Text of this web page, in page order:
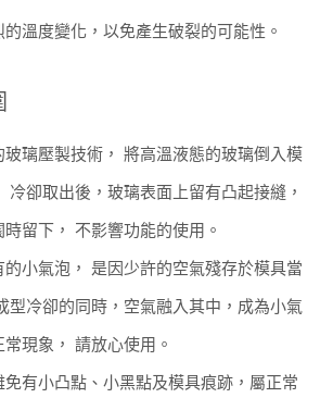
溫度變化，以免產生破裂的可能性。
玻璃壓製技術， 將高溫液態的玻璃倒入模
冷卻取出後，玻璃表面上留有凸起接縫，
留下， 不影響功能的使用。
的小氣泡， 是因少許的空氣殘存於模具當
型冷卻的同時，空氣融入其中，成為小氣
現象， 請放心使用。
免有小凸點、小黑點及模具痕跡，屬正常